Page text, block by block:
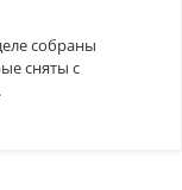
собраны
сняты с